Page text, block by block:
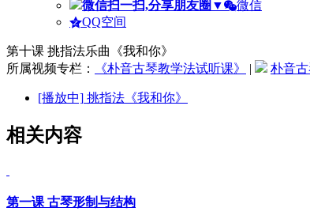
微信扫一扫,分享朋友圈 ▼
微信
QQ空间
第十课 挑指法乐曲《我和你》
所属视频专栏：
《朴音古琴教学法试听课》 | 朴音
[播放中] 挑指法《我和你》
相关内容
第一课 古琴形制与结构